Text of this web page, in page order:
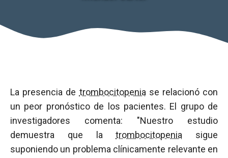
La presencia de trombocitopenia se relacionó con
un peor pronóstico de los pacientes. El grupo de
investigadores comenta: "Nuestro estudio
demuestra que latrombocitopenia sigue
suponiendo un problema clínicamente relevante en